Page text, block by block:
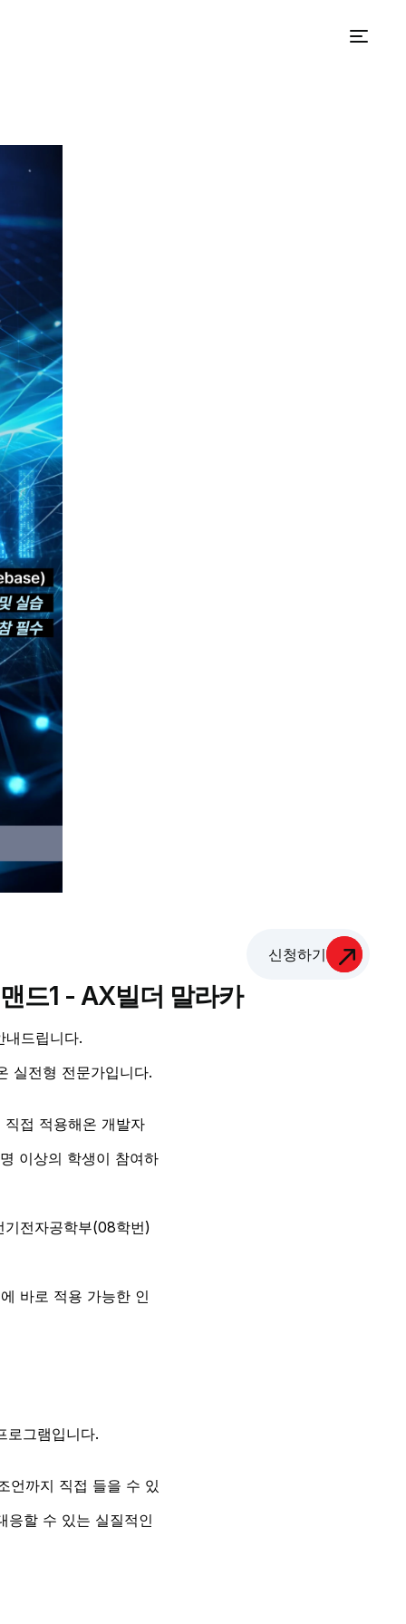
신청하기
드1 - AX빌더 말라카
드립니다.
실전형 전문가입니다.
접 적용해온 개발자
이상의 학생이 참여하
전자공학부(08학번)
바로 적용 가능한 인
로그램입니다.
언까지 직접 들을 수 있
응할 수 있는 실질적인